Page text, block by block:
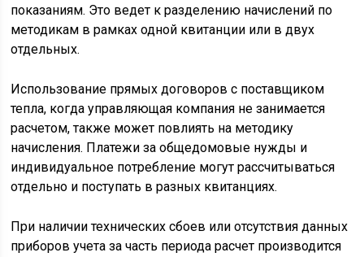
показаниям. Это ведет к разделению начислений по
методикам в рамках одной квитанции или в двух
отдельных.
Использование прямых договоров с поставщиком
тепла, когда управляющая компания не занимается
расчетом, также может повлиять на методику
начисления. Платежи за общедомовые нужды и
индивидуальное потребление могут рассчитываться
отдельно и поступать в разных квитанциях.
При наличии технических сбоев или отсутствия данных
приборов учета за часть периода расчет производится